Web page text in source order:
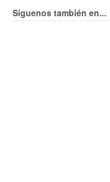
Síguenos también en...